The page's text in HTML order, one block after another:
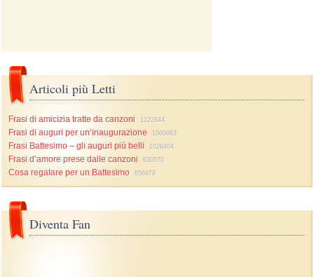
Articoli più Letti
Frasi di amicizia tratte da canzoni 1222844
Frasi di auguri per un’inaugurazione 1060983
Frasi Battesimo – gli auguri più belli 1026404
Frasi d’amore prese dalle canzoni 930570
Cosa regalare per un Battesimo 856979
Diventa Fan